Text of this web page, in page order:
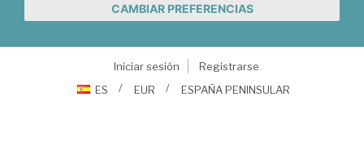
CAMBIAR PREFERENCIAS
Iniciar sesión
Registrarse
ES
EUR ESPAÑA PENINSULAR